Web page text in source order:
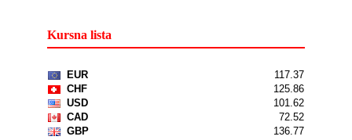
Kursna lista